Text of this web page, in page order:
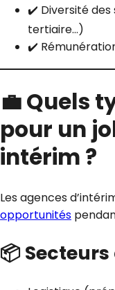
✔️ Diversité des
tertiaire…)
✔️
💼 Quels
pour un
intérim ?
Les agences
opportunités
📦